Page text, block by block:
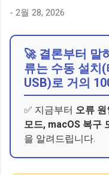
- 2월 28, 2026
🚀 결론부터 말
류는 수동 설치(
USB)로 거의
✅ 지금부터 오류
모드, macOS 복구
을 알려드립니다.